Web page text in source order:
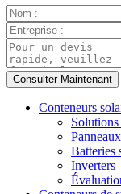
Conteneurs
Batteries
Inverters